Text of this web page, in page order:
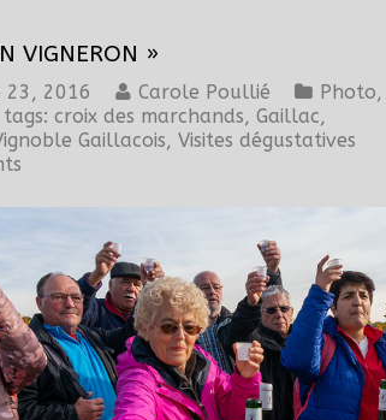
VIGNERON »
23, 2016 Carole Poullié Photo,
tags: croix des marchands, Gaillac,
Gaillacois, Visites dégustatives